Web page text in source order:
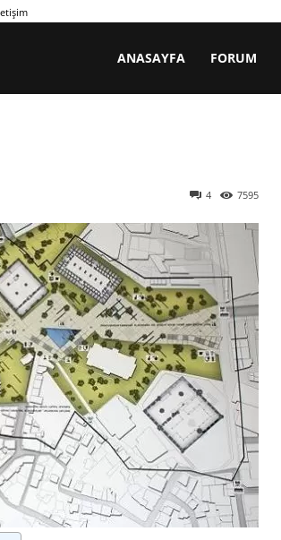
ANASAYFA FORUM
7595
4